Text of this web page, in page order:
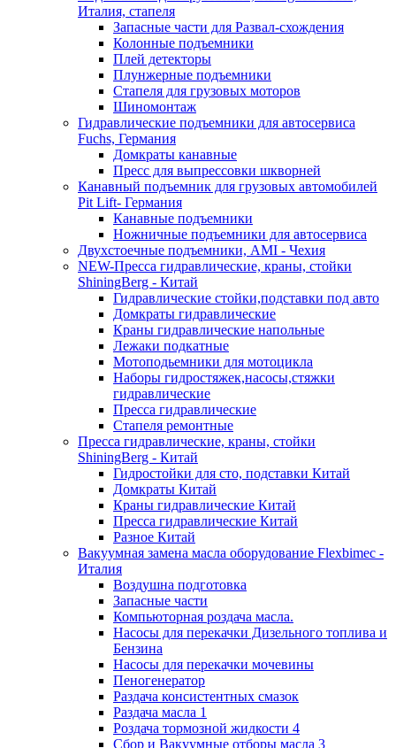
Италия, стапеля
Запасные части для Развал-схождения
Колонные подъемники
Плей детекторы
Плунжерные подъемники
Стапеля для грузовых моторов
Шиномонтаж
Гидравлические подъемники для автосервиса
Fuchs, Германия
Домкраты канавные
Пресс для выпрессовки шкворней
Канавный подъемник для грузовых автомобилей
Pit Lift- Германия
Канавные подъемники
Ножничные подъемники для автосервиса
Двухстоечные подъемники, АМІ - Чехия
NEW-Пресса гидравлические, краны, стойки
ShiningBerg - Китай
Гидравлические стойки,подставки под авто
Домкраты гидравлические
Краны гидравлические напольные
Лежаки подкатные
Мотоподьемники для мотоцикла
Наборы гидростяжек,насосы,стяжки
гидравлические
Пресса гидравлические
Стапеля ремонтные
Пресса гидравлические, краны, стойки
ShiningBerg - Китай
Гидростойки для сто, подставки Китай
Домкраты Китай
Краны гидравлические Китай
Пресса гидравлические Китай
Разное Китай
Вакуумная замена масла оборудование Flexbimeс -
Италия
Воздушна подготовка
Запасные части
Компьюторная роздача масла.
Насосы для перекачки Дизельного топлива и
Бензина
Насосы для перекачки мочевины
Пеногенератор
Раздача консистентных смазок
Раздача масла 1
Роздача тормозной жидкости 4
Сбор и Вакуумные отборы масла 3